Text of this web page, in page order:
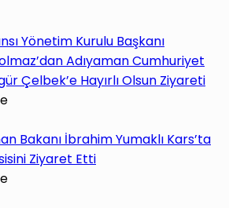
Yönetim Kurulu Başkanı
Adıyaman Cumhuriyet
Çelbek’e Hayırlı Olsun Ziyareti
Bakanı İbrahim Yumaklı Kars’ta
Ziyaret Etti